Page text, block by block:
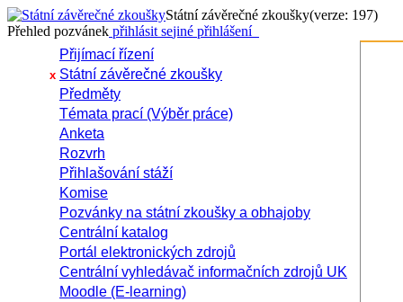
Státní závěrečné zkoušky(verze: 197)
Přehled pozvánek přihlásit sejiné přihlášení
Přijímací řízení
x Státní závěrečné zkoušky
Předměty
Témata prací (Výběr práce)
Anketa
Rozvrh
Přihlašování stáží
Komise
Pozvánky na státní zkoušky a obhajoby
Centrální katalog
Portál elektronických zdrojů
Centrální vyhledávač informačních zdrojů UK
Moodle (E-learning)